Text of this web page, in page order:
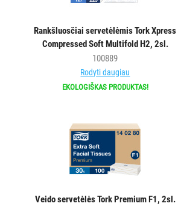
Rankšluosčiai servetėlėmis Tork Xpress
Compressed Soft Multifold H2, 2sl.
100889
Rodyti daugiau
EKOLOGIŠKAS PRODUKTAS!
Veido servetėlės Tork Premium F1, 2sl.